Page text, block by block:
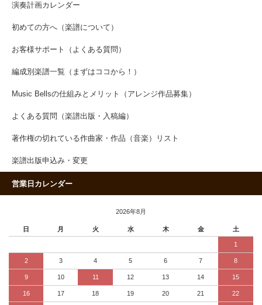
演奏計画カレンダー
初めての方へ（楽譜について）
お客様サポート（よくある質問）
編成別楽譜一覧（まずはココから！）
Music Bellsの仕組みとメリット（アレンジ作品募集）
よくある質問（楽譜出版・入稿編）
著作権の切れている作曲家・作品（音楽）リスト
楽譜出版申込み・変更
営業日カレンダー
2026年8月
日 月 火 水 木 金 土
1
2 3 4 5 6 7 8
9 10 11 12 13 14 15
16 17 18 19 20 21 22